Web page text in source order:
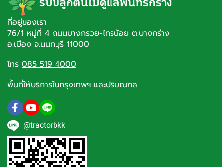
ที่อยู่ของเรา
76/1 หมู่ที่ 4 ถนนบางกรวย-ไทรน้อย ต.บางกร่าง
อ.เมือง จ.นนทบุรี 11000
โทร 085 519 4000
พื้นที่ให้บริการในกรุงเทพฯ และปริมณฑล
@tractorbkk